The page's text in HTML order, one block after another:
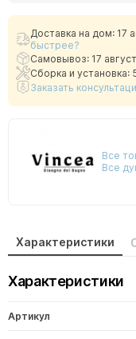
Доставка на дом: 17
быстрее?
Самовывоз: 17
Сборка и установка:
Заказать
Все
Все
Характеристики
Характеристики
Артикул